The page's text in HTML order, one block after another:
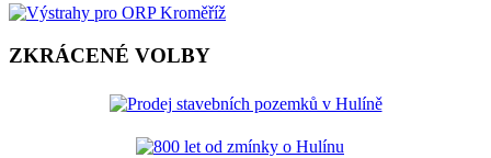
ZKRÁCENÉ VOLBY